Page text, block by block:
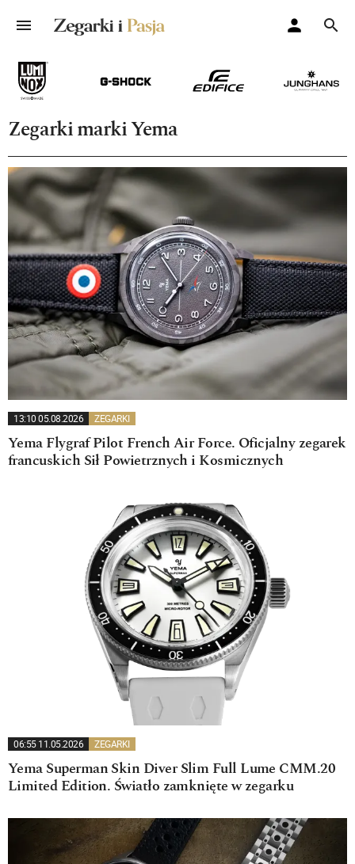
Zegarki marki Yema
13:10 05.08.2026 ZEGARKI
Yema Flygraf Pilot French Air Force. Oficjalny zegarek
francuskich Sił Powietrznych i Kosmicznych
06:55 11.05.2026 ZEGARKI
Yema Superman Skin Diver Slim Full Lume CMM.20
Limited Edition. Światło zamknięte w zegarku